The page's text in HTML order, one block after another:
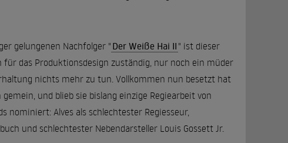
gelungenen Nachfolger " Der Weiße Hai II " ist dieser
für das Produktionsdesign zuständig, nur noch ein müder
nichts mehr zu tun. Vollkommen nun besetzt hat
und blieb sie bislang einzige Regiearbeit von
nominiert: Alves als schlechtester Regiesseur,
und schlechtester Nebendarsteller Louis Gossett Jr.